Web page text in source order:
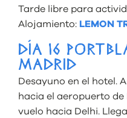
Tarde libre para
Alojamiento: LEMON
DÍA 16
MADRID
Desayuno en el hotel.
hacia el aeropuerto
vuelo hacia Delhi.